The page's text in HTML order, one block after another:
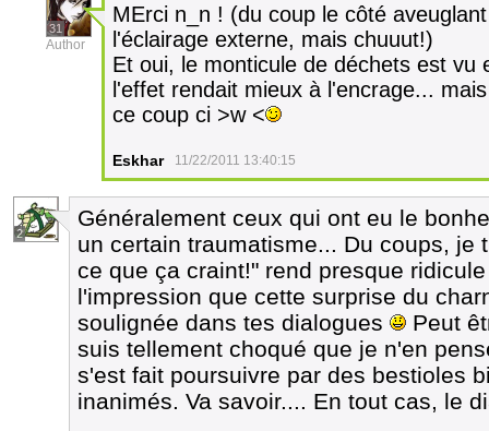
31
Author
MErci n_n ! (du coup le côté
l'éclairage externe, mais chuuut!)
Et oui, le monticule de déchets est vu
l'effet rendait mieux à l'encrage...
ce coup ci >w <
Eskhar 11/22/2011 13:40:15
2
Généralement ceux qui ont eu le
un certain traumatisme... Du coups, je
ce que ça craint!" rend presque
l'impression que cette surprise du
soulignée dans tes dialogues
Peut
suis tellement choqué que je n'en
s'est fait poursuivre par des bestioles
inanimés. Va savoir.... En tout cas, le